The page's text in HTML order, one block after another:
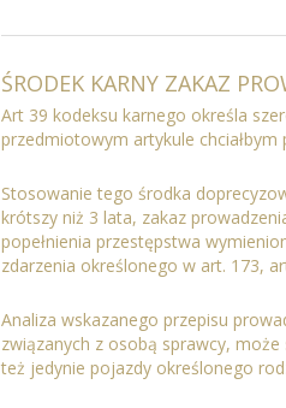
ŚRODEK KARNY ZAKAZ
Art 39 kodeksu karnego określa
przedmiotowym artykule
Stosowanie tego środka
krótszy niż 3 lata, zakaz
popełnienia przestępstwa
zdarzenia określonego w art. 173,
Analiza wskazanego przepisu
związanych z osobą sprawcy,
też jedynie pojazdy określonego